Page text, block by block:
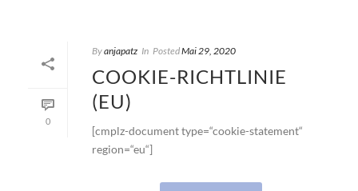
0
Byanjapatz In PostedMai 29, 2020
COOKIE-RICHTLINIE
(EU)
[cmplz-document type=“cookie-statement“
region=“eu“]